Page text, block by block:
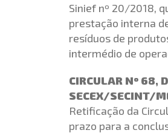
Sinief nº 20/2018,
prestação interna
resíduos de
intermédio de
CIRCULAR Nº 68,
SECEX/SECINT/
Retificação da
prazo para a